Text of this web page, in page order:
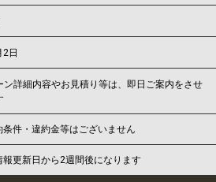
日
ン詳細内容やお見積り等は、即日ご案内をさせ
件・違約金等はございません
更新日から2週間後になります